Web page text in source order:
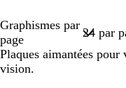
Graphismes par
page
Plaques aimantées
vision.